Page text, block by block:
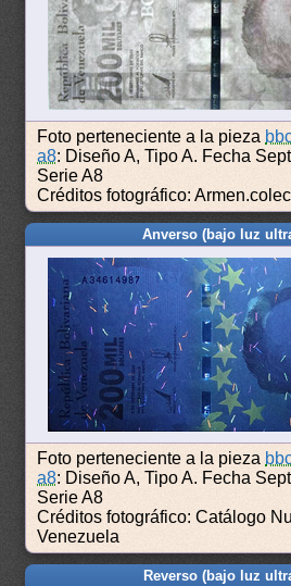
Foto perteneciente a la pieza
a8: Diseño A, Tipo A. Fecha
Serie A8
Créditos fotográfico:
Anverso (bajo luz
Foto perteneciente a la pieza
a8: Diseño A, Tipo A. Fecha
Serie A8
Créditos fotográfico: Catálogo
Venezuela
Reverso (bajo luz